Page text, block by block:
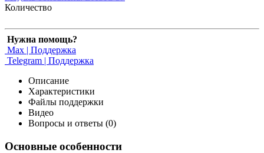
Количество
Нужна помощь?
Max | Поддержка
Telegram | Поддержка
Описание
Характеристики
Файлы поддержки
Видео
Вопросы и ответы (0)
Основные особенности